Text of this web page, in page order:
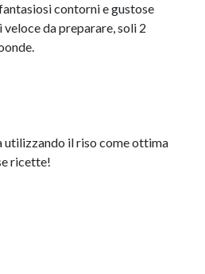
contorni e gustose
da preparare, soli 2
utilizzando il riso come ottima
ricette!